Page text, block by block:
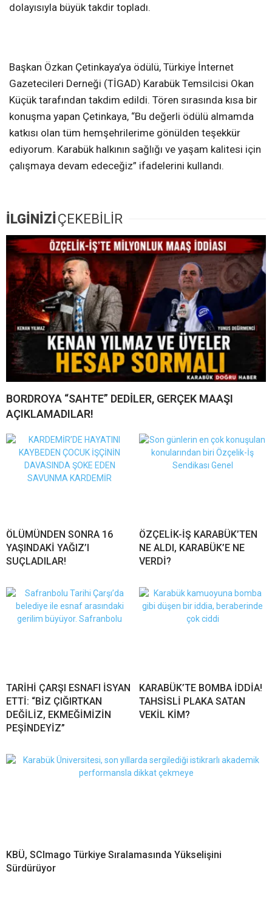
dolayısıyla büyük takdir topladı.
Başkan Özkan Çetinkaya’ya ödülü, Türkiye İnternet
Gazetecileri Derneği (TİGAD) Karabük Temsilcisi Okan
Küçük tarafından takdim edildi. Tören sırasında kısa bir
konuşma yapan Çetinkaya, “Bu değerli ödülü almamda
katkısı olan tüm hemşehrilerime gönülden teşekkür
ediyorum. Karabük halkının sağlığı ve yaşam kalitesi için
çalışmaya devam edeceğiz” ifadelerini kullandı.
İLGİNİZİÇEKEBİLİR
BORDROYA “SAHTE” DEDİLER, GERÇEK MAAŞI
AÇIKLAMADILAR!
ÖLÜMÜNDEN SONRA 16
YAŞINDAKİ YAĞIZ’I
SUÇLADILAR!
ÖZÇELİK-İŞ KARABÜK’TEN
NE ALDI, KARABÜK’E NE
VERDİ?
TARİHİ ÇARŞI ESNAFI İSYAN
ETTİ: “BİZ ÇIĞIRTKAN
DEĞİLİZ, EKMEĞİMİZİN
PEŞİNDEYİZ”
KARABÜK’TE BOMBA İDDİA!
TAHSİSLİ PLAKA SATAN
VEKİL KİM?
KBÜ, SCImago Türkiye Sıralamasında Yükselişini
Sürdürüyor